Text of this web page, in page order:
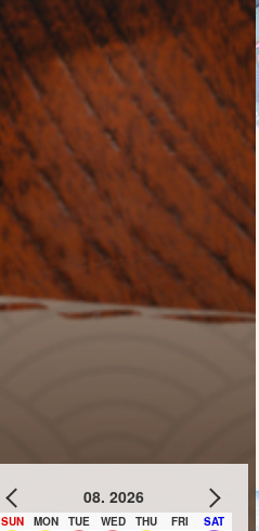
08. 2026
SUN MON TUE WED THU FRI SAT